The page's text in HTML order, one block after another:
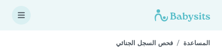
المساعدة فحص السجل الجنائي